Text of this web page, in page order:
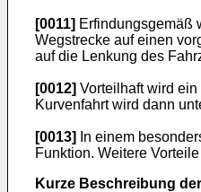
[0011] Erfindungsgemäß
Wegstrecke auf einen
auf die Lenkung des
[0012] Vorteilhaft wird
Kurvenfahrt wird dann
[0013]
In einem
Funktion. Weitere
Kurze Beschreibung